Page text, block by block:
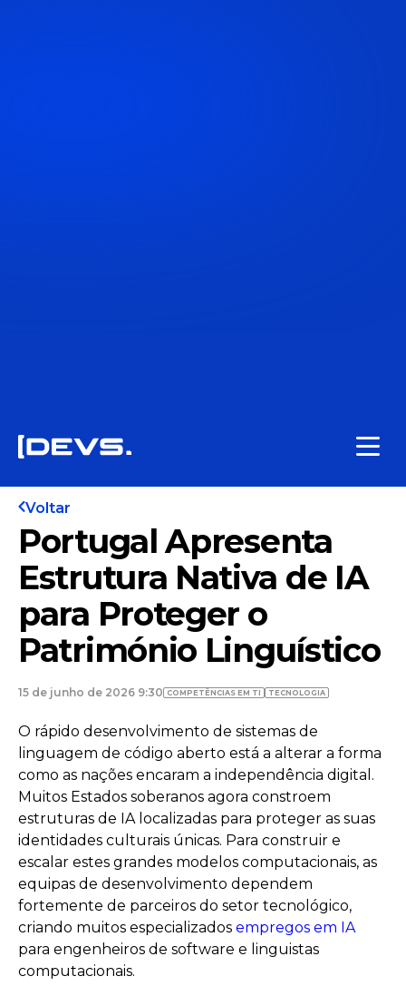
Voltar
Portugal Apresenta
Estrutura Nativa de IA
para Proteger o
Património Linguístico
15 de junho de 2026 9:30 COMPETÊNCIAS EM TI TECNOLOGIA
O rápido desenvolvimento de sistemas de
linguagem de código aberto está a alterar a forma
como as nações encaram a independência digital.
Muitos Estados soberanos agora constroem
estruturas de IA localizadas para proteger as suas
identidades culturais únicas. Para construir e
escalar estes grandes modelos computacionais, as
equipas de desenvolvimento dependem
fortemente de parceiros do setor tecnológico,
criando muitos especializados empregos em IA
para engenheiros de software e linguistas
computacionais.